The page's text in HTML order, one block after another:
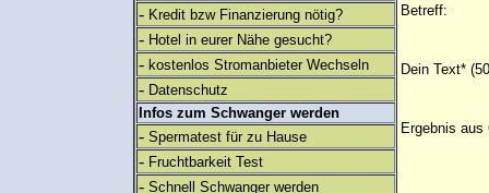
- Kredit bzw Finanzierung nötig?
- Hotel in eurer Nähe gesucht?
- kostenlos Stromanbieter Wechseln
- Datenschutz
Infos zum Schwanger werden
- Spermatest für zu Hause
- Fruchtbarkeit Test
- Schnell Schwanger werden
Betreff:
Dein Text*
Ergebnis aus